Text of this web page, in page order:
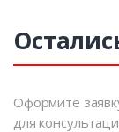
Оформите
для